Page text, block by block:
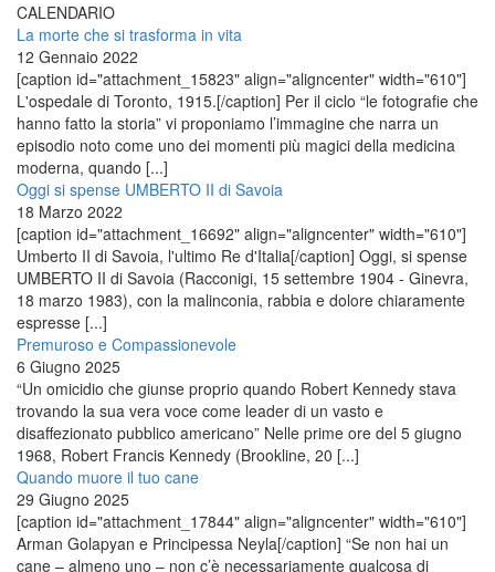
CALENDARIO
La morte che si trasforma in vita
12 Gennaio 2022
[caption id="attachment_15823" align="aligncenter" width="610"]
L'ospedale di Toronto, 1915.[/caption] Per il ciclo “le fotografie che
hanno fatto la storia” vi proponiamo l’immagine che narra un
episodio noto come uno dei momenti più magici della medicina
moderna, quando [...]
Oggi si spense UMBERTO II di Savoia
18 Marzo 2022
[caption id="attachment_16692" align="aligncenter" width="610"]
Umberto II di Savoia, l'ultimo Re d'Italia[/caption] Oggi, si spense
UMBERTO II di Savoia (Racconigi, 15 settembre 1904 - Ginevra,
18 marzo 1983), con la malinconia, rabbia e dolore chiaramente
espresse [...]
Premuroso e Compassionevole
6 Giugno 2025
“Un omicidio che giunse proprio quando Robert Kennedy stava
trovando la sua vera voce come leader di un vasto e
disaffezionato pubblico americano” Nelle prime ore del 5 giugno
1968, Robert Francis Kennedy (Brookline, 20 [...]
Quando muore il tuo cane
29 Giugno 2025
[caption id="attachment_17844" align="aligncenter" width="610"]
Arman Golapyan e Principessa Neyla[/caption] “Se non hai un
cane – almeno uno – non c’è necessariamente qualcosa di